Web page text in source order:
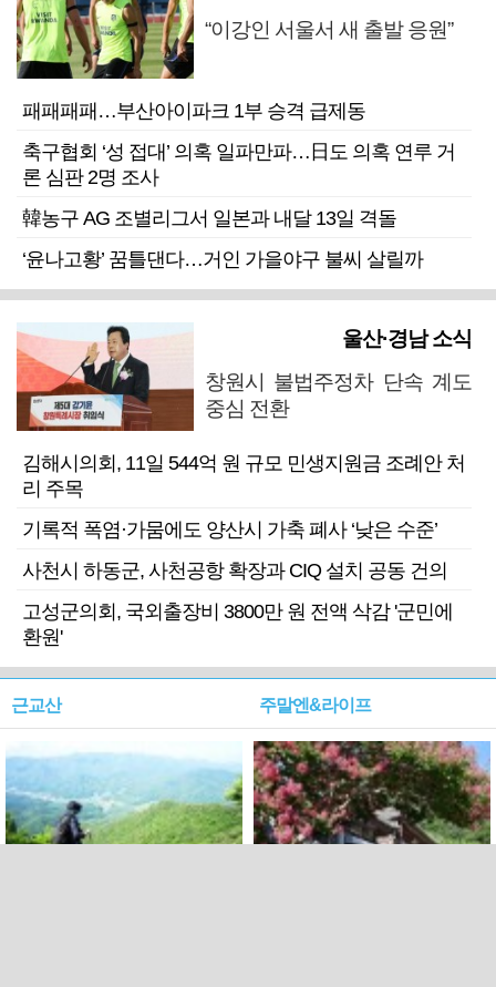
“이강인 서울서 새 출발 응원”
패패패패…부산아이파크 1부 승격 급제동
축구협회 ‘성 접대’ 의혹 일파만파…日도 의혹 연루 거
론 심판 2명 조사
韓농구 AG 조별리그서 일본과 내달 13일 격돌
‘윤나고황’ 꿈틀댄다…거인 가을야구 불씨 살릴까
울산·경남 소식
창원시 불법주정차 단속 계도
중심 전환
김해시의회, 11일 544억 원 규모 민생지원금 조례안 처
리 주목
기록적 폭염·가뭄에도 양산시 가축 폐사 ‘낮은 수준’
사천시 하동군, 사천공항 확장과 CIQ 설치 공동 건의
고성군의회, 국외출장비 3800만 원 전액 삭감 '군민에
환원'
근교산 주말엔&라이프